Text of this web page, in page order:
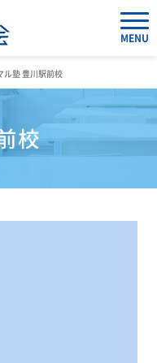
MENU
ル塾 豊川駅前校
校